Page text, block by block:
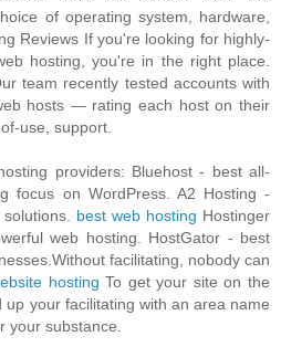
of operating system, hardware,
Reviews If you're looking for highly-
hosting, you're in the right place.
team recently tested accounts with
hosts — rating each host on their
use, support.
providers: Bluehost - best all-
focus on WordPress. A2 Hosting -
best web hosting Hostinger
web hosting. HostGator - best
facilitating, nobody can
hosting To get your site on the
up your facilitating with an area name
your substance.